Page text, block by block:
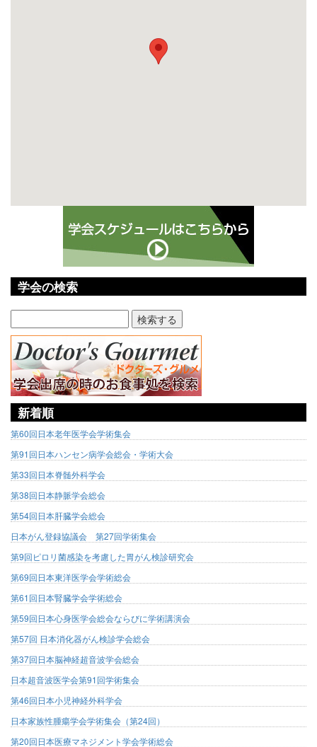
学会の検索
新着順
第60回日本老年医学会学術集会
第91回日本ハンセン病学会総会・学術大会
第33回日本脊髄外科学会
第38回日本静脈学会総会
第54回日本肝臓学会総会
日本がん登録協議会 第27回学術集会
第9回ピロリ菌感染を考慮した胃がん検診研究会
第69回日本東洋医学会学術総会
第61回日本腎臓学会学術総会
第59回日本心身医学会総会ならびに学術講演会
第57回 日本消化器がん検診学会総会
第37回日本脳神経超音波学会総会
日本超音波医学会第91回学術集会
第46回日本小児神経外科学会
日本家族性腫瘍学会学術集会（第24回）
第20回日本医療マネジメント学会学術総会